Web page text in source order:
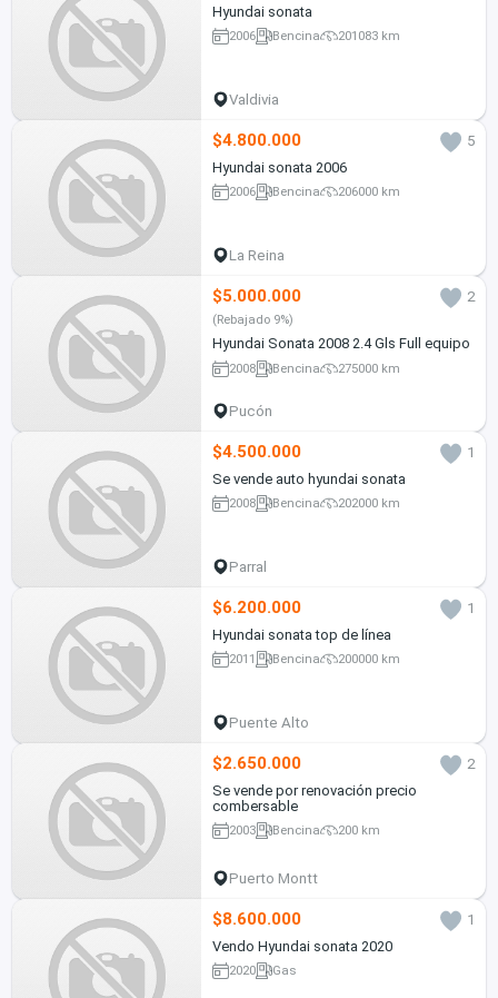
Hyundai sonata
2006 Bencina 201083 km
Valdivia
$4.800.000
5
Hyundai sonata 2006
2006 Bencina 206000 km
La Reina
$5.000.000 2
(Rebajado 9%)
Hyundai Sonata 2008 2.4 Gls Full equipo
2008 Bencina 275000 km
Pucón
$4.500.000
1
Se vende auto hyundai sonata
2008 Bencina 202000 km
Parral
$6.200.000
1
Hyundai sonata top de línea
2011 Bencina 200000 km
Puente Alto
$2.650.000
2
Se vende por renovación precio
combersable
2003 Bencina 200 km
Puerto Montt
$8.600.000
1
Vendo Hyundai sonata 2020
2020 Gas